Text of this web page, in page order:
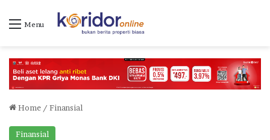
Menu
Home / Finansial
Finansial